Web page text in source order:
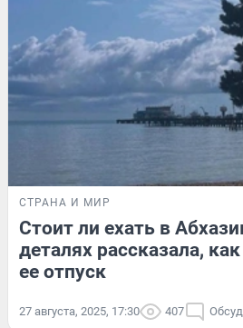
СТРАНА И МИР
Стоит ли ехать в
деталях рассказала,
ее отпуск
27 августа, 2025, 17:30 407